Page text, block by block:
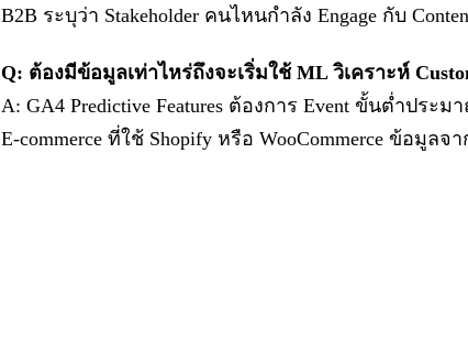
B2B ระบุว่า Stakeholder คนไหนกำลัง Engage กับ
Q: ต้องมีข้อมูลเท่าไหร่ถึงจะเริ่มใช้ ML วิเคราะห์
A: GA4 Predictive Features ต้องการ Event ขั้นต่ำประม
E-commerce ที่ใช้ Shopify หรือ WooCommerce ข้อมูลจ